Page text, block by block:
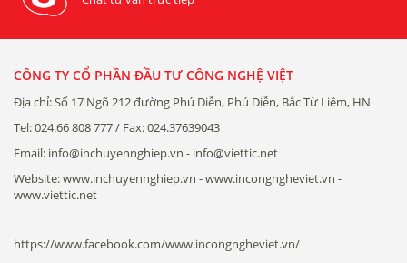
CÔNG TY CỔ PHẦN ĐẦU TƯ CÔNG NGHỆ VIỆT
Địa chỉ: Số 17 Ngõ 212 đường Phú Diễn, Phú Diễn, Bắc Từ Liêm, HN
Tel: 024.66 808 777 / Fax: 024.37639043
Email: info@inchuyennghiep.vn - info@viettic.net
Website: www.inchuyennghiep.vn - www.incongngheviet.vn -
www.viettic.net
https://www.facebook.com/www.incongngheviet.vn/